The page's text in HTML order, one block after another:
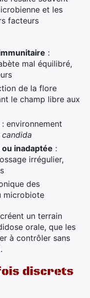
et les
facteurs
:
mal équilibré,
de la flore
le champ libre aux
: environnement
candida
inadaptée :
irrégulier,
des
microbiote
un terrain
orale, que les
à contrôler sans
discrets